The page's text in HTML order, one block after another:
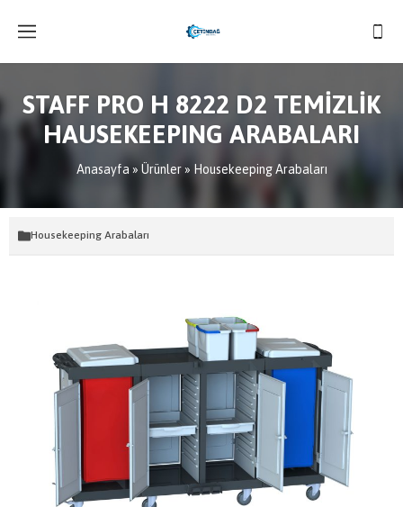
STAFF PRO H 8222 D2 TEMİZLİK
HAUSEKEEPING ARABALARI
Anasayfa » Ürünler» Housekeeping Arabaları
Housekeeping Arabaları